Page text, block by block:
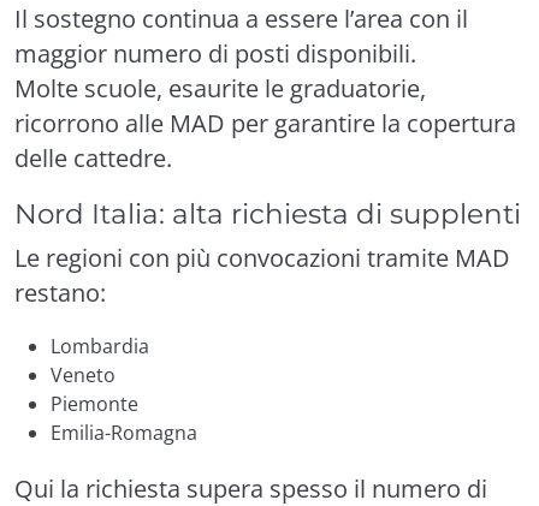
Il sostegno continua a essere l’area con il
maggior numero di posti disponibili.
Molte scuole, esaurite le graduatorie,
ricorrono alle MAD per garantire la copertura
delle cattedre.
Nord Italia: alta richiesta di supplenti
Le regioni con più convocazioni tramite MAD
restano:
Lombardia
Veneto
Piemonte
Emilia-Romagna
Qui la richiesta supera spesso il numero di